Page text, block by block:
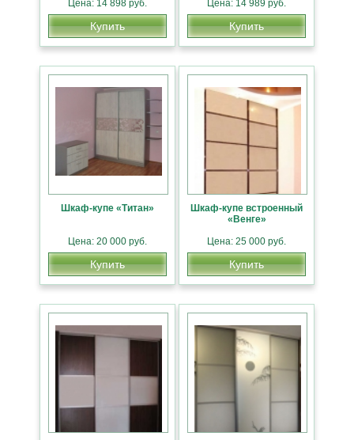
Цена: 14 898 руб.
Купить
Цена: 14 989 руб.
Купить
Шкаф-купе «Титан»
Цена: 20 000 руб.
Купить
Шкаф-купе встроенный
«Венге»
Цена: 25 000 руб.
Купить